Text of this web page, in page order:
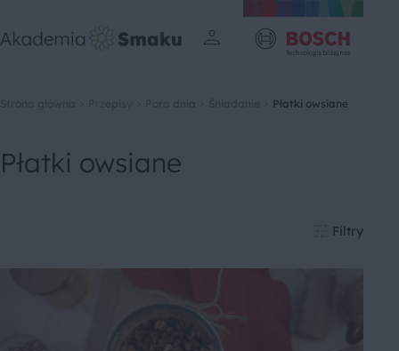
Płatki owsiane
Płatki owsiane
Filtry